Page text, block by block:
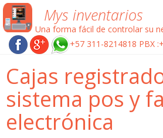
Mys inventarios
Una forma fácil de controlar su
+57 311-8214818 PBX
Cajas
sistema pos y
electrónica